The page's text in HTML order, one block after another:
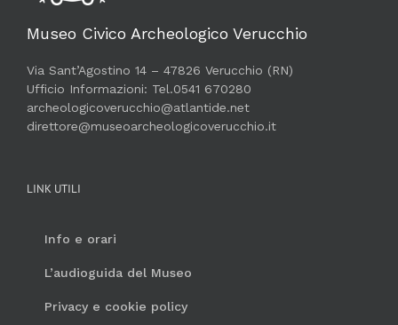
Museo Civico Archeologico Verucchio
Via Sant’Agostino 14 – 47826 Verucchio (RN)
Ufficio Informazioni: Tel.0541 670280
archeologicoverucchio@atlantide.net
direttore@museoarcheologicoverucchio.it
LINK UTILI
Info e orari
L’audioguida del Museo
Privacy e cookie policy